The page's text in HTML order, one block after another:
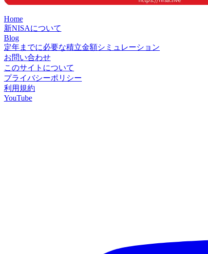
Home
新NISAについて
Blog
定年までに必要な積立金額シミュレーション
お問い合わせ
このサイトについて
プライバシーポリシー
利用規約
YouTube